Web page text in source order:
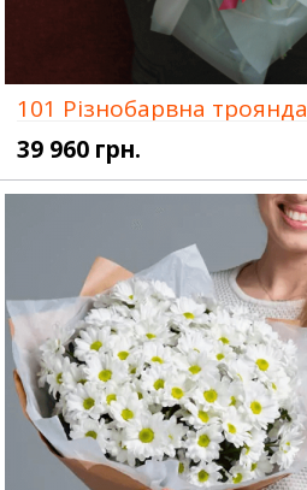
101 Різнобарвна троянда
39 960 грн.